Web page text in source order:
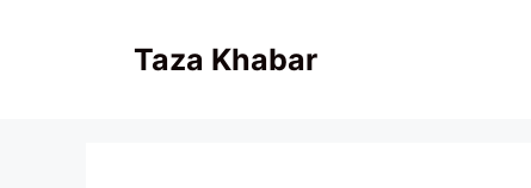
Taza Khabar